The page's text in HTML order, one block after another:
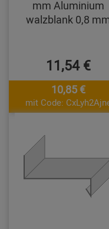
mm Aluminium
walzblank 0,8
11,54 €
10,85 €
mit Code: